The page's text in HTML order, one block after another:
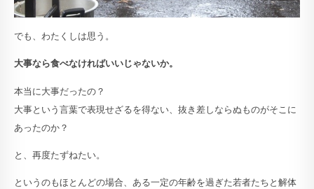
でも、わたくしは思う。
大事なら食べなければいいじゃないか。
本当に大事だったの？
大事という言葉で表現せざるを得ない、抜き差しならぬものがそこに
あったのか？
と、再度たずねたい。
というのもほとんどの場合、ある一定の年齢を過ぎた若者たちと解体